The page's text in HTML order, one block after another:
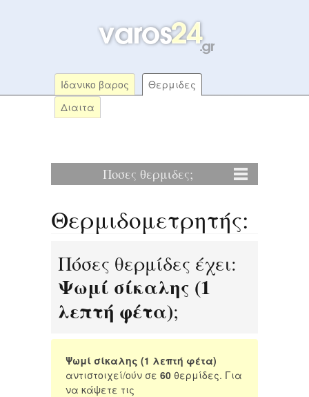
Ιδανικο βαρος
Θερμιδες
Διαιτα
Ποσες θερμιδες;
Θερμιδομετρητής:
Πόσες θερμίδες έχει:
Ψωμί σίκαλης (1
λεπτή φέτα);
Ψωμί σίκαλης (1 λεπτή φέτα)
αντιστοιχεί/ούν σε 60 θερμίδες. Για
να κάψετε τις